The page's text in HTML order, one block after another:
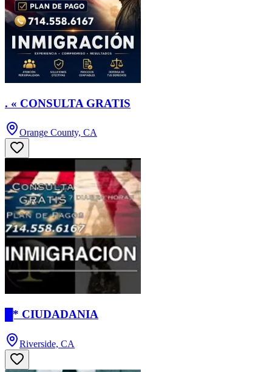
. « CONSULTA GRATIS
Orange County, CA
█* CIUDADANIA
Riverside, CA